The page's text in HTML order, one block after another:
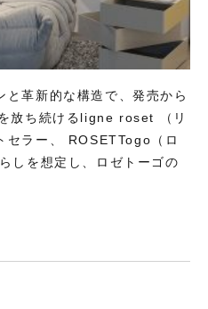
と革新的な構造で、発売から
放ち続けるligne roset （リ
セラー、 ROSETTogo（ロ
しを想定し、ロゼトーゴの